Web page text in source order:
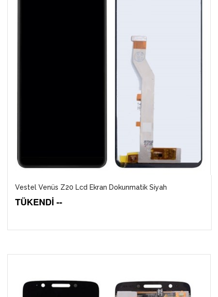
Vestel Venüs Z20 Lcd Ekran Dokunmatik Siyah
TÜKENDİ --